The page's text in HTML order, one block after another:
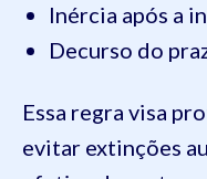
Inércia após a
Decurso do
Essa regra visa
evitar extinções